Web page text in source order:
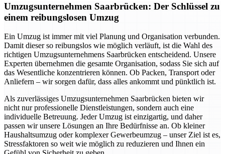
Umzugsunternehmen Saarbrücken: Der Schlüssel zu
einem reibungslosen Umzug
Ein Umzug ist immer mit viel Planung und Organisation verbunden.
Damit dieser so reibungslos wie möglich verläuft, ist die Wahl des
richtigen Umzugsunternehmens Saarbrücken entscheidend. Unsere
Experten übernehmen die gesamte Organisation, sodass Sie sich auf
das Wesentliche konzentrieren können. Ob Packen, Transport oder
Anliefern – wir sorgen dafür, dass alles ankommt und pünktlich ist.
Als zuverlässiges Umzugsunternehmen Saarbrücken bieten wir
nicht nur professionelle Dienstleistungen, sondern auch eine
individuelle Betreuung. Jeder Umzug ist einzigartig, und daher
passen wir unsere Lösungen an Ihre Bedürfnisse an. Ob kleiner
Haushaltsumzug oder komplexer Gewerbeumzug – unser Ziel ist es,
Stressfaktoren so weit wie möglich zu reduzieren und Ihnen ein